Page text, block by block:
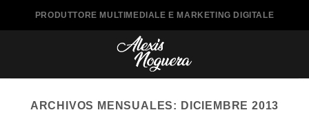
PRODUTTORE MULTIMEDIALE E MARKETING DIGITALE
ARCHIVOS MENSUALES: DICIEMBRE 2013